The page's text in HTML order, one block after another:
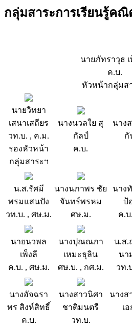
กลุ่มสาระการเรียนรู้ค
นายภัทราวุธ เ
ค.บ.
หัวหน้ากลุ่มส
นายวิทยา
เสนาเสถียร
วท.บ. , ค.ม.
รองหัวหน้า
กลุ่มสาระฯ
นางนวลใย สุ
กัลป์
ค.บ.
นาง
กั
น.ส.รัศมี
พรมแสนปัง
วท.บ. , ศษ.ม.
นางนภาพร ชัย
จันทร์พรหม
ศษ.ม.
นาง
ป้
ค.
นายนวพล
เพ็งลี
ค.บ. , ศษ.ม.
นางปุณณภา
เหมะธุลิน
ศษ.บ. , กศ.ม.
น.ส
นา
วท.
นางอัจฉรา
พร สิงห์สิทธิ์
ค.บ.
นางสาวนิศา
ชาติมนตรี
วท.บ.
นางส
เ